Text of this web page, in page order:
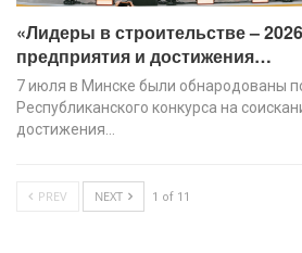
«Лидеры в строительстве –
предприятия и достижения…
7 июля в Минске были обнародованы
Республиканского конкурса на
достижения…
PREV NEXT 1 of 11